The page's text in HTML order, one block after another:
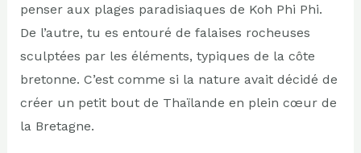
penser aux plages paradisiaques de Koh Phi Phi.
De l’autre, tu es entouré de falaises rocheuses
sculptées par les éléments, typiques de la côte
bretonne. C’est comme si la nature avait décidé de
créer un petit bout de Thaïlande en plein cœur de
la Bretagne.